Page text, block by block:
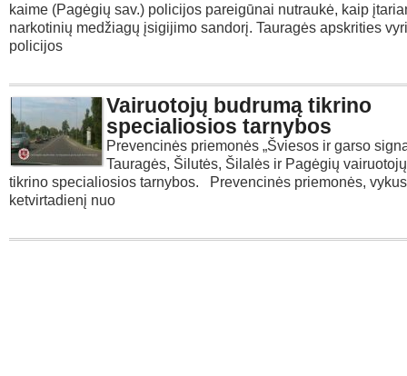
kaime (Pagėgių sav.) policijos pareigūnai nutraukė, kaip
narkotinių medžiagų įsigijimo sandorį. Tauragės apskrities
policijos
Vairuotojų budrumą tikrino
specialiosios tarnybos
Prevencinės priemonės „Šviesos ir garso
Tauragės, Šilutės, Šilalės ir Pagėgių
tikrino specialiosios tarnybos. Prevencinės priemonės,
ketvirtadienį nuo